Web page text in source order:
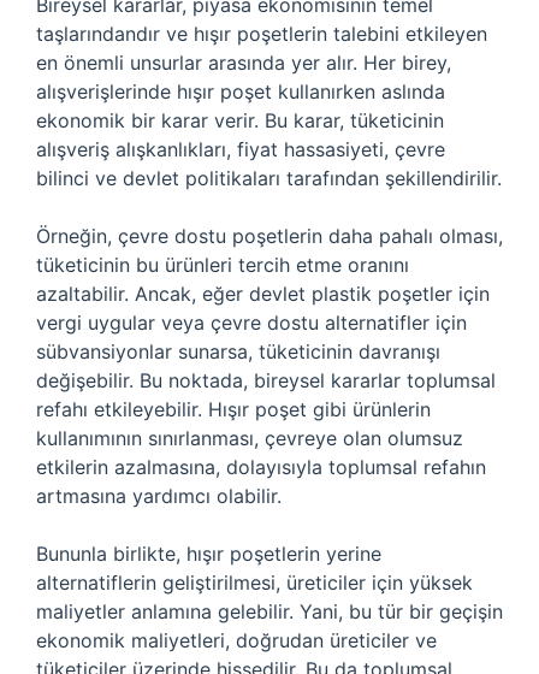
Bireysel kararlar, piyasa ekonomisinin temel
taşlarındandır ve hışır poşetlerin talebini etkileyen
en önemli unsurlar arasında yer alır. Her birey,
alışverişlerinde hışır poşet kullanırken aslında
ekonomik bir karar verir. Bu karar, tüketicinin
alışveriş alışkanlıkları, fiyat hassasiyeti, çevre
bilinci ve devlet politikaları tarafından şekillendirilir.
Örneğin, çevre dostu poşetlerin daha pahalı olması,
tüketicinin bu ürünleri tercih etme oranını
azaltabilir. Ancak, eğer devlet plastik poşetler için
vergi uygular veya çevre dostu alternatifler için
sübvansiyonlar sunarsa, tüketicinin davranışı
değişebilir. Bu noktada, bireysel kararlar toplumsal
refahı etkileyebilir. Hışır poşet gibi ürünlerin
kullanımının sınırlanması, çevreye olan olumsuz
etkilerin azalmasına, dolayısıyla toplumsal refahın
artmasına yardımcı olabilir.
Bununla birlikte, hışır poşetlerin yerine
alternatiflerin geliştirilmesi, üreticiler için yüksek
maliyetler anlamına gelebilir. Yani, bu tür bir geçişin
ekonomik maliyetleri, doğrudan üreticiler ve
tüketiciler üzerinde hissedilir. Bu da toplumsal